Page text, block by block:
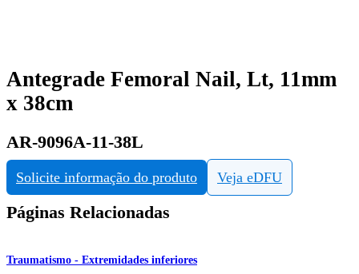
Antegrade Femoral Nail, Lt, 11mm
x 38cm
AR-9096A-11-38L
Solicite informação do produto Veja eDFU
Páginas Relacionadas
Traumatismo - Extremidades inferiores